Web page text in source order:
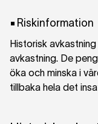
Riskinformation
Historisk
avkastning. De
öka och minska i
tillbaka hela det